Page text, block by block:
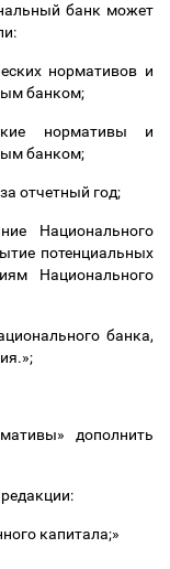
банк может
нормативов и
банком;
нормативы и
банком;
отчетный год;
Национального
потенциальных
Национального
банка,
дополнить
капитала;»